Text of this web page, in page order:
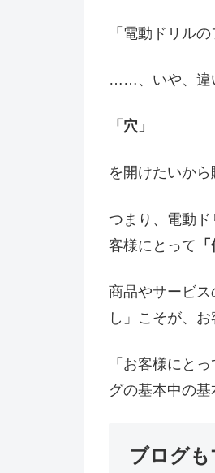
「電動ドリル
……、いや、違
「穴」
を開けたいから
つまり、電動
客様にとって
商品やサービ
し」こそが、
「お客様にと
グの基本中の基
ブログも